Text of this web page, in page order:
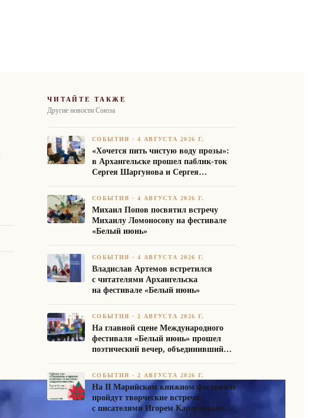
ЧИТАЙТЕ ТАКЖЕ
Другие новости Союза
СОБЫТИЯ ·4 АВГУСТА 2026 Г.
«Хочется пить чистую воду прозы»:
в Архангельске прошел паблик-ток
Сергея Шаргунова и Сергея
СОБЫТИЯ ·4 АВГУСТА 2026 Г.
Михаил Попов посвятил встречу
Михаилу Ломоносову на фестивале
«Белый июнь»
СОБЫТИЯ ·4 АВГУСТА 2026 Г.
Владислав Артемов встретился
с читателями Архангельска
на фестивале «Белый июнь»
СОБЫТИЯ ·2 АВГУСТА 2026 Г.
На главной сцене Международного
фестиваля «Белый июнь» прошел
поэтический вечер, объединивший
СОБЫТИЯ ·2 АВГУСТА 2026 Г.
На II Марийском книжном фестивале
пройдут творческие встречи
с писателями Игорем Карауловым